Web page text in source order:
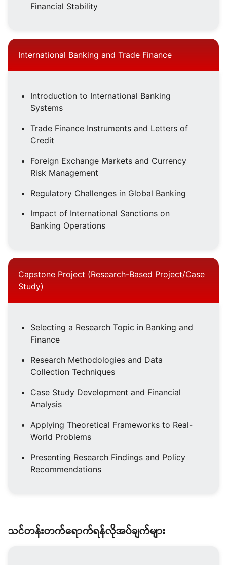
Financial Stability
International Banking and Trade Finance
Introduction to International Banking
Systems
Trade Finance Instruments and Letters of
Credit
Foreign Exchange Markets and Currency
Risk Management
Regulatory Challenges in Global Banking
Impact of International Sanctions on
Banking Operations
Capstone Project (Research-Based Project/Case
Study)
Selecting a Research Topic in Banking and
Finance
Research Methodologies and Data
Collection Techniques
Case Study Development and Financial
Analysis
Applying Theoretical Frameworks to Real-
World Problems
Presenting Research Findings and Policy
Recommendations
သင်တန်းတက်ရောက်ရန်လိုအပ်ချက်များ